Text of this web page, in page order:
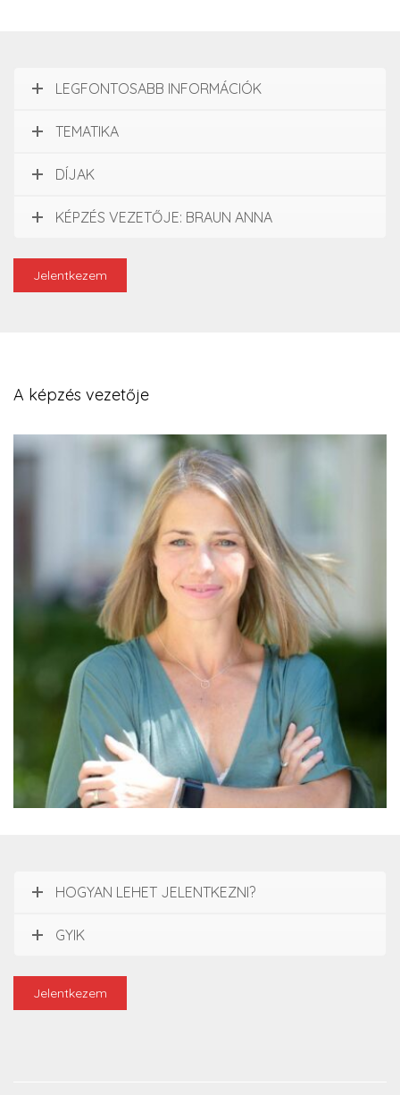
LEGFONTOSABB INFORMÁCIÓK
TEMATIKA
DÍJAK
KÉPZÉS VEZETŐJE: BRAUN ANNA
Jelentkezem
A képzés vezetője
Braun Anna
HOGYAN LEHET JELENTKEZNI?
GYIK
Jelentkezem